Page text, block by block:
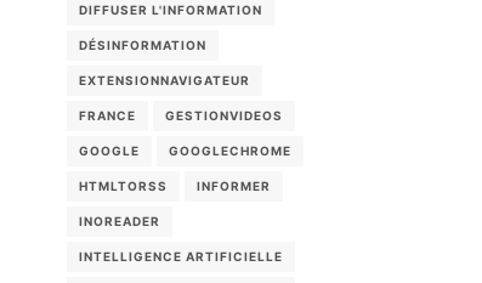
DIFFUSER L'INFORMATION
DÉSINFORMATION
EXTENSIONNAVIGATEUR
FRANCE GESTIONVIDEOS
GOOGLE GOOGLECHROME
HTMLTORSS INFORMER
INOREADER
INTELLIGENCE ARTIFICIELLE